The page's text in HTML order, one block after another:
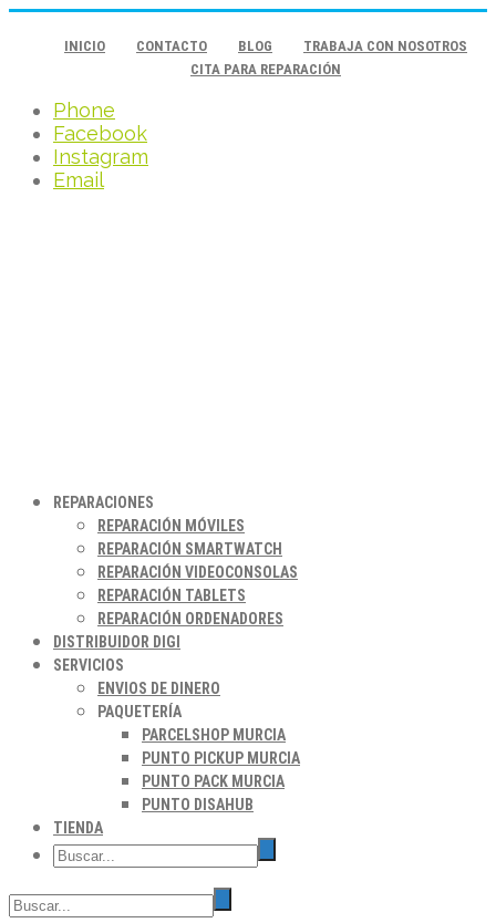
INICIO CONTACTO BLOG
TRABAJA CON NOSOTROS
CITA PARA REPARACIÓN
Phone
Facebook
Instagram
Email
REPARACIONES
REPARACIÓN MÓVILES
REPARACIÓN SMARTWATCH
REPARACIÓN VIDEOCONSOLAS
REPARACIÓN TABLETS
REPARACIÓN ORDENADORES
DISTRIBUIDOR DIGI
SERVICIOS
ENVIOS DE DINERO
PAQUETERÍA
PARCELSHOP MURCIA
PUNTO PICKUP MURCIA
PUNTO PACK MURCIA
PUNTO DISAHUB
TIENDA